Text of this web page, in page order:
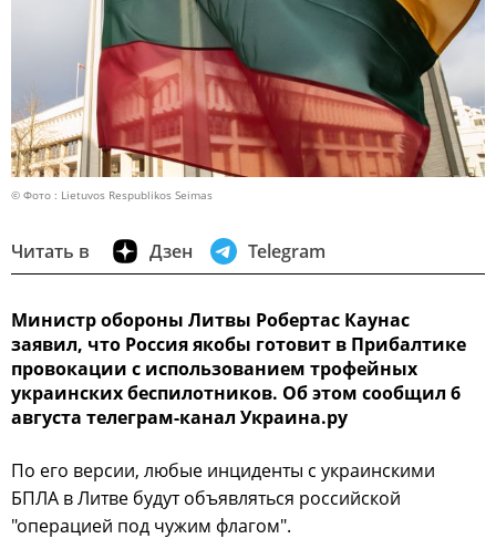
© Фото : Lietuvos Respublikos Seimas
Читать в Дзен Telegram
Министр обороны Литвы Робертас Каунас
заявил, что Россия якобы готовит в Прибалтике
провокации с использованием трофейных
украинских беспилотников. Об этом сообщил 6
августа телеграм-канал Украина.ру
По его версии, любые инциденты с украинскими
БПЛА в Литве будут объявляться российской
"операцией под чужим флагом".